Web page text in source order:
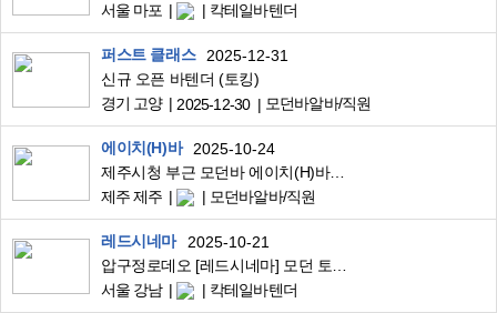
서울 마포
칵테일바텐더
퍼스트 클래스
2025-12-31
신규 오픈 바텐더 (토킹)
경기 고양
2025-12-30 모던바알바/직원
에이치(H)바
2025-10-24
제주시청 부근 모던바 에이치(H)바에서 함께 일할 직원을 구합니다.
제주 제주
모던바알바/직원
레드시네마
2025-10-21
압구정로데오 [레드시네마] 모던 토킹 BAR 직원 모집
서울 강남
칵테일바텐더